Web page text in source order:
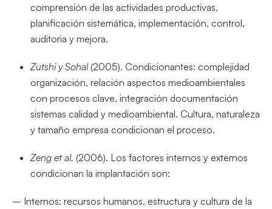
comprensión de las actividades productivas,
planificación sistemática, implementación, control,
auditoria y mejora.
Zutshi y Sohal(2005). Condicionantes: complejidad
organización, relación aspectos medioambientales
con procesos clave, integración documentación
sistemas calidad y medioambiental. Cultura, naturaleza
y tamaño empresa condicionan el proceso.
Zeng et al. (2006). Los factores internos y externos
condicionan la implantación son:
– Internos: recursos humanos, estructura y cultura de la